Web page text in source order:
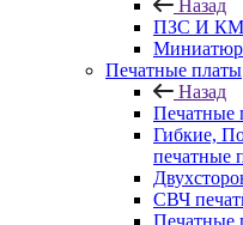
Назад
ПЗС И
Печатные платы
Назад
Печатные
Гибкие,
печатные
СВЧ
Печатные